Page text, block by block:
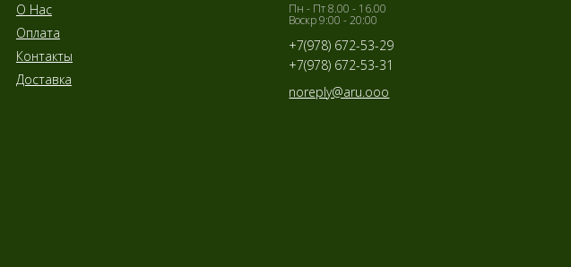
О Нас
Оплата
Контакты
Доставка
Пн - Пт 8.00 - 16.00
Воскр 9:00 - 20:00
+7(978) 672-53-29
+7(978) 672-53-31
noreply@aru.ooo